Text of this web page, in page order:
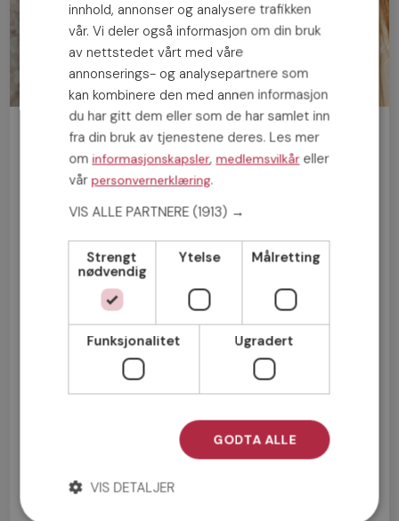
Bli medlem gratis!
Mann
innhold, annonser og analysere trafikken
vår. Vi deler også informasjon om din bruk
av nettstedet vårt med våre
annonserings- og analysepartnere som
kan kombinere den med annen informasjon
du har gitt dem eller som de har samlet inn
fra din bruk av tjenestene deres. Les mer
ominformasjonskapsler,medlemsvilkåreller
vårpersonvernerklæring.
VIS ALLE PARTNERE (1913) →
Strengt
nødvendig
Ytelse Målretting
Funksjonalitet Ugradert
GODTA ALLE
VIS DETALJER